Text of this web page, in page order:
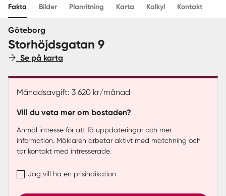
Sverige
Fakta Bilder Planritning Karta Kalkyl Kontakt
Göteborg
Storhöjdsgatan 9
Se på karta
Månadsavgift: 3 620 kr/månad
Vill du veta mer om bostaden?
Anmäl intresse för att få uppdateringar och mer
information. Mäklaren arbetar aktivt med matchning och
tar kontakt med intresserade.
Jag vill ha en prisindikation